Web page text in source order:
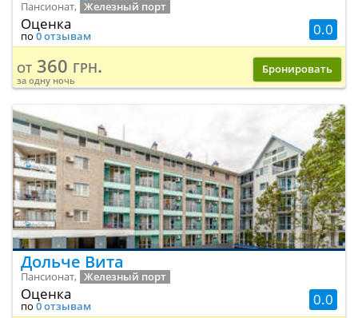
Пансионат, Железный порт
0.0
Оценка
по 0 отзывам
от 360 грн.
за одну ночь
Бронировать
Дольче Вита
Пансионат, Железный порт
0.0
Оценка
по 0 отзывам